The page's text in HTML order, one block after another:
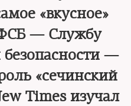
«вкусное»
— Службу
—
«сечинский
Times изучал